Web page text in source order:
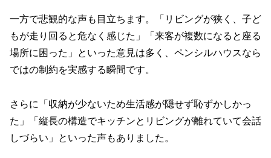
一方で悲観的な声も目立ちます。「リビングが狭く、子ど
もが走り回ると危なく感じた」「来客が複数になると座る
場所に困った」といった意見は多く、ペンシルハウスなら
ではの制約を実感する瞬間です。
さらに「収納が少ないため生活感が隠せず恥ずかしかっ
た」「縦長の構造でキッチンとリビングが離れていて会話
しづらい」といった声もありました。